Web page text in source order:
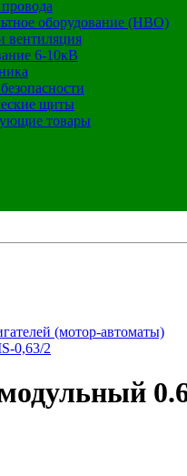
оборудование (НВО)
вентиляция
6-10кВ
щиты
товары
(мотор-автоматы)
0,63/2